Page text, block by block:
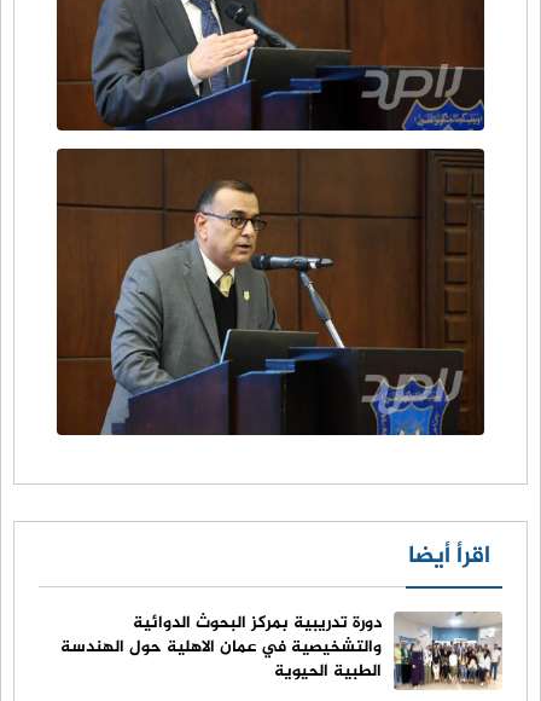
اقرأ أيضا
دورة تدريبية بمركز البحوث الدوائية
والتشخيصية في عمان الاهلية حول الهندسة
الطبية الحيوية